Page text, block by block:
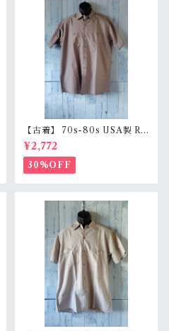
【古着】 70s-80s USA製 RE
D KAP 半袖 ワークシャツ L
（身幅62cm） チャコール レ
ッドキャップ ヴィンテージ Ra
nkC
¥2,772
30%OFF